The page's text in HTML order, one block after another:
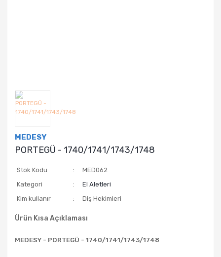
MEDESY
PORTEGÜ - 1740/1741/1743/1748
Stok Kodu
MED062
Kategori
El Aletleri
Kim kullanır
Diş Hekimleri
Ürün Kısa Açıklaması
MEDESY - PORTEGÜ - 1740/1741/1743/1748